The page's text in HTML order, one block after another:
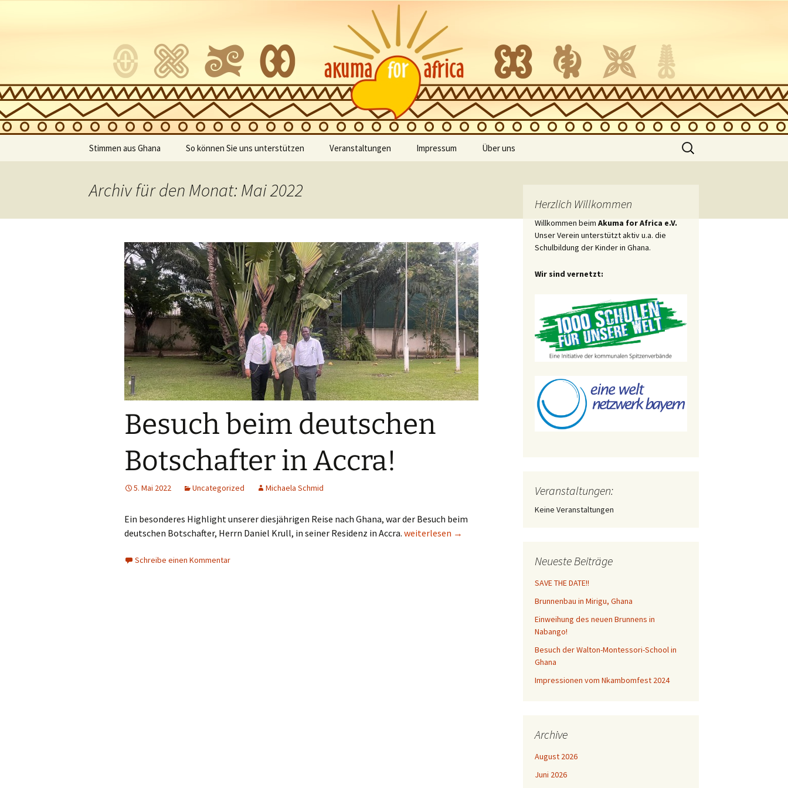
Akuma for Africa
"Ein Herz für Afrika" – Verein zur Unterstützung der Kinder Ghanas
Stimmen aus Ghana
Schüler
Schülersprecherin
So können Sie uns unterstützen Veranstaltungen
Veranstaltungsorte
Impressum Über uns
Vereinssatzung
Suche
nach:
Archiv für den Monat: Mai 2022
Besuch beim deutschen
Botschafter in Accra!
5. Mai 2022 Uncategorized Michaela Schmid
Ein besonderes Highlight unserer diesjährigen Reise nach Ghana, war der Besuch beim
deutschen Botschafter, Herrn Daniel Krull, in seiner Residenz in Accra. Besuch beim deutschen Botschafter in Accra!
weiterlesen →
Schreibe einen Kommentar
Herzlich Willkommen
Willkommen beim Akuma for Africa e.V.
Unser Verein unterstützt aktiv u.a. die
Schulbildung der Kinder in Ghana.
Wir sind vernetzt:
Veranstaltungen:
Keine Veranstaltungen
Neueste Beiträge
SAVE THE DATE!!
Brunnenbau in Mirigu, Ghana
Einweihung des neuen Brunnens in
Nabango!
Besuch der Walton-Montessori-School in
Ghana
Impressionen vom Nkambomfest 2024
Archive
August 2026
Juni 2026